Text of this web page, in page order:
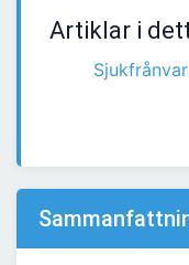
Artiklar i